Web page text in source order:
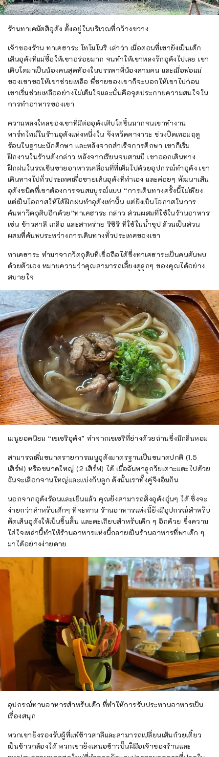
ร้านทาเคมัตสึอุด้ง ตั้งอยู่ในบริเวณที่กว้างขวาง
เจ้าของร้าน ทาเคฮาระ โทโมโนริ เล่าว่า เมื่อตอนที่เขายังเป็นเด็ก
เส้นอุด้งที่แม่ซื้อให้เขาอร่อยมาก จนทำให้เขาหลงรักอุด้งไปเลย เขา
เติบโตมาเป็นน้องคนสุดท้องในบรรดาพี่น้องสามคน และเมื่อพ่อแม่
ของเขาขอให้เขาช่วยเหลือ พี่ชายของเขาก็จะบอกให้เขาไปก่อน
เขาเริ่มช่วยเหลืออย่างไม่เต็มใจและนั่นคือจุดประกายความสนใจใน
การทำอาหารของเขา
ความหลงใหลของเขาที่มีต่ออุด้งเติบโตขึ้นมากจนเขาทำงาน
พาร์ทไทม์ในร้านอุด้งแห่งหนึ่งใน จังหวัดคางาวะ ช่วงปิดเทอมฤดู
ร้อนในฐานะนักศึกษา และหลังจากสำเร็จการศึกษา เขาก็เริ่ม
ฝึกงานในร้านดังกล่าว หลังจากเรียนจบสามปี เขาออกเดินทาง
ฝึกฝนในรถเข็นขายอาหารเคลื่อนที่ที่เต็มไปด้วยอุปกรณ์ทำอุด้ง เขา
เดินทางไปทั่วประเทศเพื่อขายเส้นอุด้งที่ทำเอง และค่อยๆ พัฒนาเส้น
อุด้งชนิดที่เขาต้องการจนสมบูรณ์แบบ “การเดินทางครั้งนี้ไม่เพียง
แต่เป็นโอกาสให้ได้ฝึกฝนทำอุด้งเท่านั้น แต่ยังเป็นโอกาสในการ
ค้นหาวัตถุดิบอีกด้วย”ทาเคฮาระ กล่าว ส่วนผสมที่ใช้ในร้านอาหาร
เช่น ข้าวสาลี เกลือ และสาหร่าย ริชิริ ที่ใช้ในน้ำซุป ล้วนเป็นส่วน
ผสมที่ค้นพบระหว่างการเดินทางทั่วประเทศของเขา
ทาเคฮาระ ทำมาจากวัตถุดิบที่เชื่อถือได้ซึ่งทาเคฮาระเป็นคนค้นพบ
ด้วยตัวเอง หมายความว่าคุณสามารถเลี้ยงดูลูกๆ ของคุณได้อย่าง
สบายใจ
เมนูยอดนิยม “เซเซริอุด้ง” ทำจากเซเซริที่ย่างด้วยถ่านซึ่งมีกลิ่นหอม
สามารถเพิ่มขนาดรายการเมนูอุด้งมาตรฐานเป็นขนาดปกติ (1.5
เสิร์ฟ) หรือขนาดใหญ่ (2 เสิร์ฟ) ได้ เมื่อฉันพาลูกวัยเตาะแตะไปด้วย
ฉันจะเลือกจานใหญ่และแบ่งกับลูก ดังนั้นเราทั้งคู่จึงอิ่มกัน
นอกจากอุด้งร้อนและเย็นแล้ว คุณยังสามารถสั่งอุด้งอุ่นๆ ได้ ซึ่งจะ
ง่ายกว่าสำหรับเด็กๆ ที่จะทาน ร้านอาหารแห่งนี้ยังมีอุปกรณ์สำหรับ
ตัดเส้นอุด้งให้เป็นชิ้นสั้น และตะเกียบสำหรับเด็ก ๆ อีกด้วย ซึ่งความ
ใส่ใจเหล่านี้ทำให้ร้านอาหารแห่งนี้กลายเป็นร้านอาหารที่พาเด็ก ๆ
มาได้อย่างง่ายดาย
อุปกรณ์ทานอาหารสำหรับเด็ก ที่ทำให้การรับประทานอาหารเป็น
เรื่องสนุก
พวกเขายังรองรับผู้ที่แพ้ข้าวสาลีและสามารถเปลี่ยนเส้นก๋วยเตี๋ยว
เป็นข้าวกล้องได้ พวกเขายังเสนอข้าวปั้นฝีมือเจ้าของร้านและ